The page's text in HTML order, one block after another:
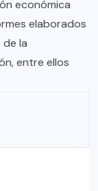
económica
elaborados
la
entre ellos